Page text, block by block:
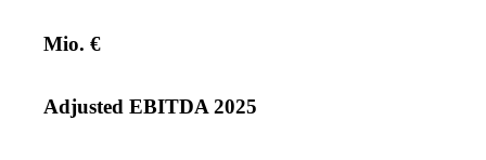
Mio. €
Adjusted EBITDA 2025